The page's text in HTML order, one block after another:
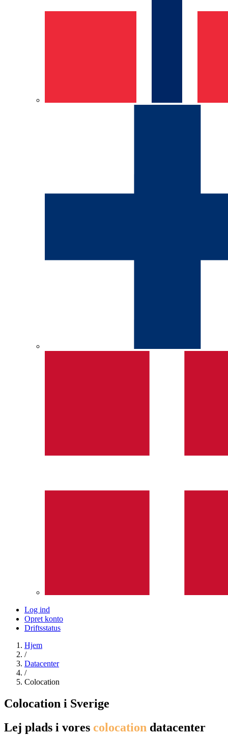
Log ind
Opret konto
Driftsstatus
Hjem
/
Datacenter
/
Colocation
Colocation i Sverige
Lej plads i vores colocation datacenter